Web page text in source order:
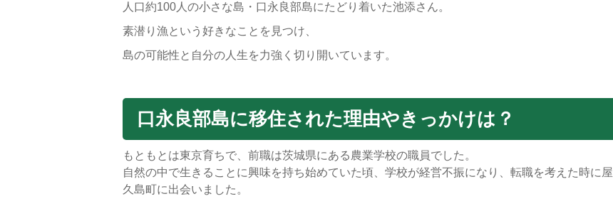
人口約100人の小さな島・口永良部島にたどり着いた池添さん。
素潜り漁という好きなことを見つけ、
島の可能性と自分の人生を力強く切り開いています。
口永良部島に移住された理由やきっかけは？
もともとは東京育ちで、前職は茨城県にある農業学校の職員でした。
自然の中で生きることに興味を持ち始めていた頃、学校が経営不振になり、転職を考えた時に屋
久島町に出会いました。